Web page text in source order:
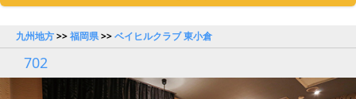
九州地方>>福岡県>>ベイヒルクラブ 東小倉
702